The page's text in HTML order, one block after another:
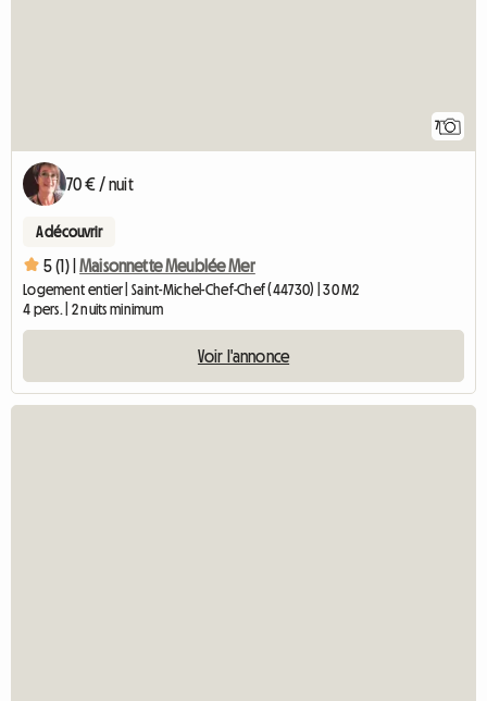
7
70 € / nuit
A découvrir
5 (1) | Maisonnette Meublée Mer
Logement entier | Saint-Michel-Chef-Chef (44730) | 30 M2
4 pers. | 2 nuits minimum
Voir l'annonce